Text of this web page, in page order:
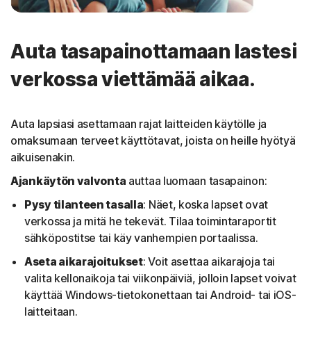
Auta tasapainottamaan lastesi
verkossa viettämää aikaa.
Auta lapsiasi asettamaan rajat laitteiden käytölle ja
omaksumaan terveet käyttötavat, joista on heille hyötyä
aikuisenakin.
Ajankäytön valvonta auttaa luomaan tasapainon:
Pysy tilanteen tasalla: Näet, koska lapset ovat
verkossa ja mitä he tekevät. Tilaa toimintaraportit
sähköpostitse tai käy vanhempien portaalissa.
Aseta aikarajoitukset: Voit asettaa aikarajoja tai
valita kellonaikoja tai viikonpäiviä, jolloin lapset voivat
käyttää Windows-tietokonettaan tai Android- tai iOS-
laitteitaan.